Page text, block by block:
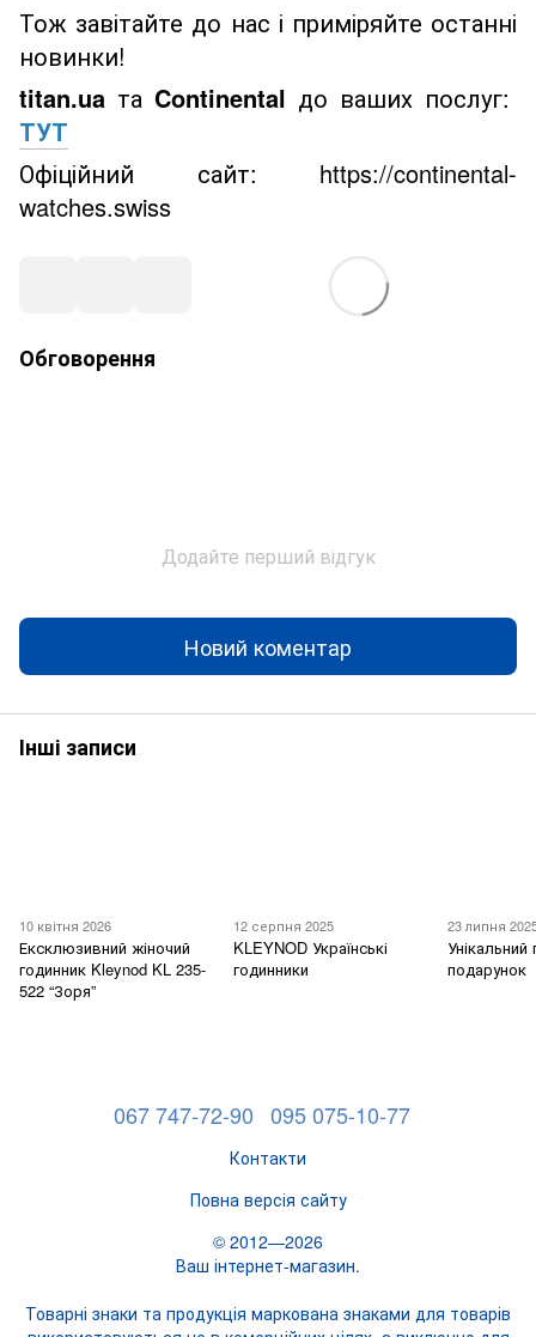
Тож завітайте до нас і приміряйте останні
новинки!
titan.ua та Continental до ваших послуг:
ТУТ
Офіційний сайт: https://continental-
watches.swiss
Обговорення
Додайте перший відгук
Новий коментар
Інші записи
10 квітня 2026
Ексклюзивний жіночий
годинник Kleynod KL 235-
522 “Зоря”
12 серпня 2025
KLEYNOD Українські
годинники
23 липня
подарунок
067 747-72-90 095 075-10-77
Контакти
Повна версія сайту
© 2012—2026
Ваш інтернет-магазин.
Товарні знаки та продукція маркована знаками для товарів